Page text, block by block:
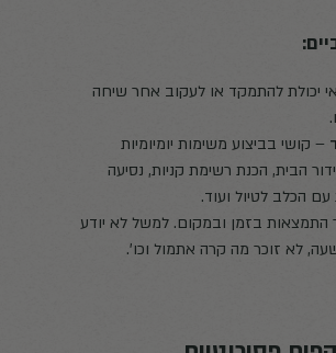
יכולת להתמקד או לעקוב אחר שיחה
– קושי בביצוע משימות יומיומיות
הבית, הכנת רשימת קניות, נסיעה
הכלב לטיול ועוד.
התמצאות בזמן ובמקום. למשל לא יודע
לא זוכר מה קרה אתמול וכו'.